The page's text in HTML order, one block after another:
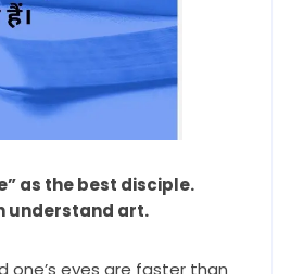
as the best disciple.
understand art.